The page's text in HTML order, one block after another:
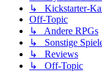
↳ Kickstarter-
Off-Topic
↳ Andere RPGs
↳ Sonstige
↳ Reviews
↳ Off-Topic